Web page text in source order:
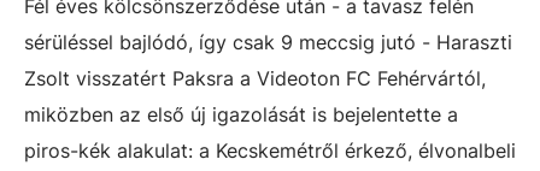
Fél éves kölcsönszerződése után - a tavasz felén
sérüléssel bajlódó, így csak 9 meccsig jutó - Haraszti
Zsolt visszatért Paksra a Videoton FC Fehérvártól,
miközben az első új igazolását is bejelentette a
piros-kék alakulat: a Kecskemétről érkező, élvonalbeli